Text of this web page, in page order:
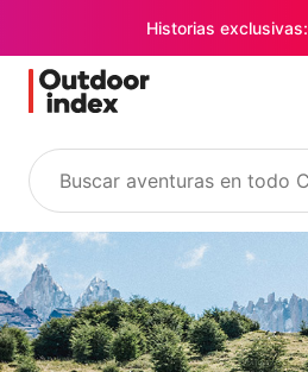
Historias exclusivas:
Buscar